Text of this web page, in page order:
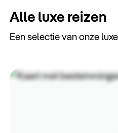
Alle luxe reizen
Een selectie van onze